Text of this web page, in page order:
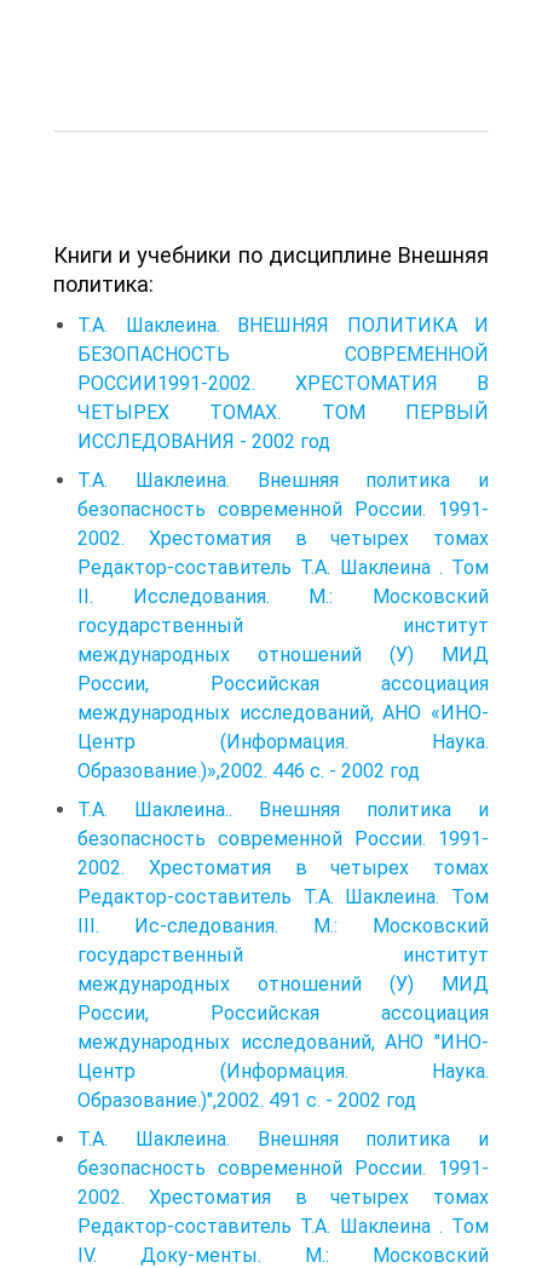
Книги и учебники по дисциплине Внешняя
политика:
Т.А. Шаклеина. ВНЕШНЯЯ ПОЛИТИКА И
БЕЗОПАСНОСТЬ СОВРЕМЕННОЙ
РОССИИ1991-2002. ХРЕСТОМАТИЯ В
ЧЕТЫРЕХ ТОМАХ. ТОМ ПЕРВЫЙ
ИССЛЕДОВАНИЯ - 2002 год
Т.А. Шаклеина. Внешняя политика и
безопасность современной России. 1991-
2002. Хрестоматия в четырех томах
Редактор-составитель Т.А. Шаклеина . Том
II. Исследования. М.: Московский
государственный институт
международных отношений (У) МИД
России, Российская ассоциация
международных исследований, АНО «ИНО-
Центр (Информация. Наука.
Образование.)»,2002. 446 с. - 2002 год
Т.А. Шаклеина.. Внешняя политика и
безопасность современной России. 1991-
2002. Хрестоматия в четырех томах
Редактор-составитель Т.А. Шаклеина. Том
III. Ис-следования. М.: Московский
государственный институт
международных отношений (У) МИД
России, Российская ассоциация
международных исследований, АНО "ИНО-
Центр (Информация. Наука.
Образование.)",2002. 491 с. - 2002 год
Т.А. Шаклеина. Внешняя политика и
безопасность современной России. 1991-
2002. Хрестоматия в четырех томах
Редактор-составитель Т.А. Шаклеина . Том
IV. Доку-менты. М.: Московский